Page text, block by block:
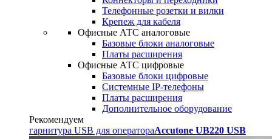
Телефонные розетки и вилки
Крепеж для кабеля
Офисные АТС аналоговые
Базовые блоки аналоговые
Платы расширения
Офисные АТС цифровые
Базовые блоки цифровые
Системные IP-телефоны
Платы расширения
Дополнительное оборудование
Рекомендуем
гарнитура USB для оператораAccutone UB220 USB